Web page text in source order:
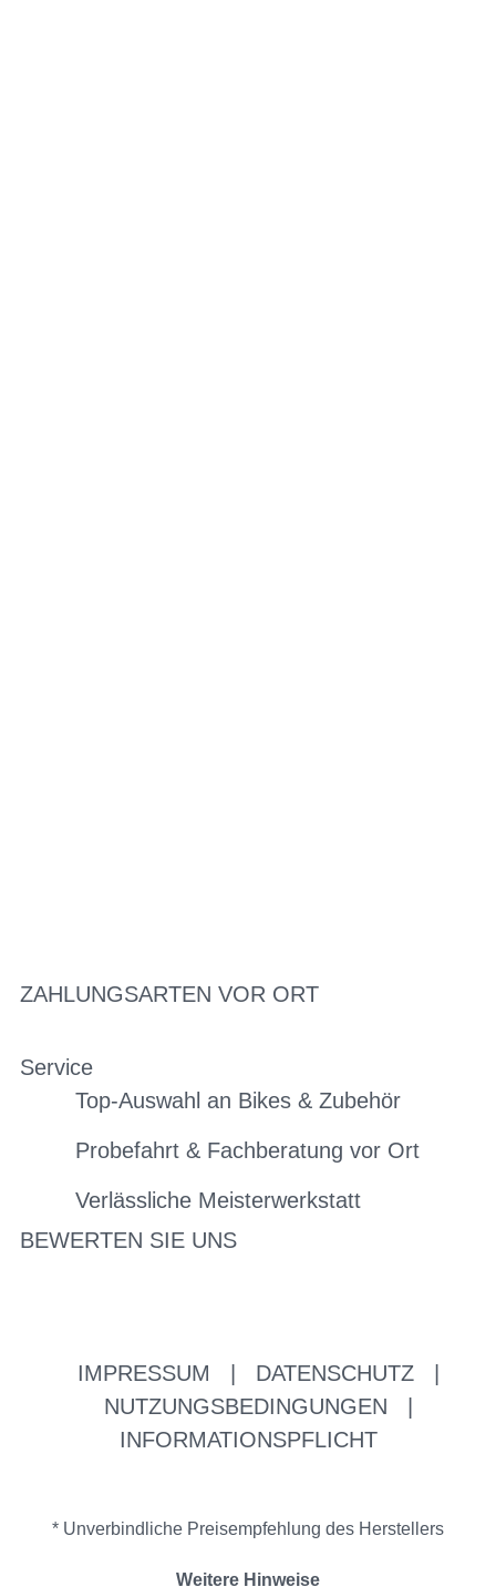
ZAHLUNGSARTEN VOR ORT
Service
Top-Auswahl an Bikes & Zubehör
Probefahrt & Fachberatung vor Ort
Verlässliche Meisterwerkstatt
BEWERTEN SIE UNS
IMPRESSUM DATENSCHUTZ
NUTZUNGSBEDINGUNGEN
INFORMATIONSPFLICHT
* Unverbindliche Preisempfehlung des Herstellers
Weitere Hinweise